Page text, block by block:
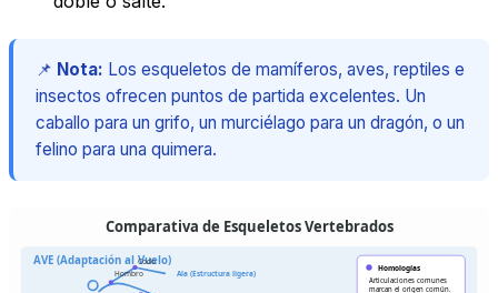
📌 Nota: Los esqueletos de mamíferos, aves, reptiles e
insectos ofrecen puntos de partida excelentes. Un
caballo para un grifo, un murciélago para un dragón, o un
felino para una quimera.
Comparativa de Esqueletos Vertebrados
AVE (Adaptación al Vuelo)
Hombro
Codo
Ala (Estructura ligera)
Homologías
Articulaciones comunes
marcan el origen común.